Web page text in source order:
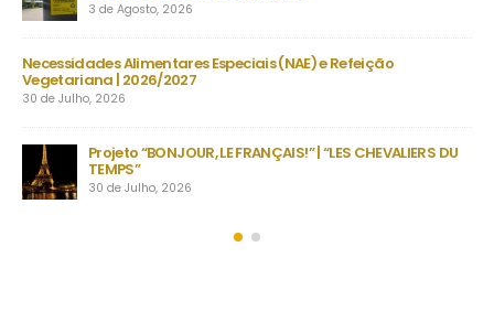
3 de Agosto, 2026
Necessidades Alimentares Especiais (NAE) e Refeição
Vegetariana | 2026/2027
30 de Julho, 2026
Projeto “BONJOUR, LE FRANÇAIS!” | “LES CHEVALIERS DU
TEMPS”
30 de Julho, 2026